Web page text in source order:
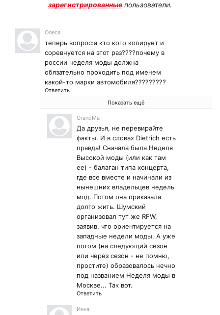
зарегистрированные пользователи.
Олеся
теперь вопрос:а кто кого копирует и
соревнуется на этот раз????почему в
россии неделя моды должна
обязательно проходить под именем
какой-то марки автомобиля?????????
Ответить
Показать ещё
GrandMa
Да друзья, не перевирайте
факты. И в словах Dietrich есть
правда! Сначала была Неделя
Высокой моды (или как там
ее) - балаган типа концерта,
где все вместе и начинали из
нынешних владельцев недель
мод. Потом она приказала
долго жить. Шумский
организовал тут же RFW,
заявив, что ориентируется на
западные недели моды. А уже
потом (на следующий сезон
или через сезон - не помню,
простите) образовалось нечно
под названием Неделя моды в
Москве... Так вот.
Ответить
Инна